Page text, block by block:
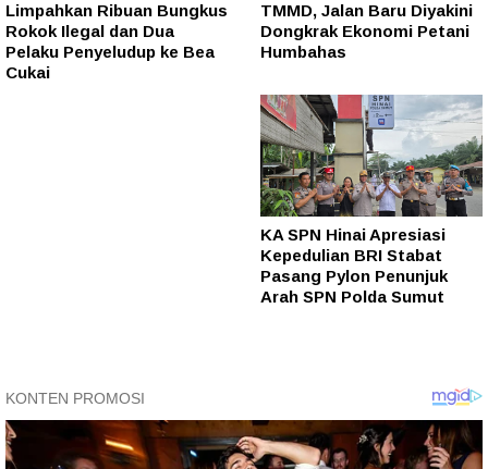
Limpahkan Ribuan Bungkus
Rokok Ilegal dan Dua
Pelaku Penyeludup ke Bea
Cukai
TMMD, Jalan Baru Diyakini
Dongkrak Ekonomi Petani
Humbahas
KA SPN Hinai Apresiasi
Kepedulian BRI Stabat
Pasang Pylon Penunjuk
Arah SPN Polda Sumut